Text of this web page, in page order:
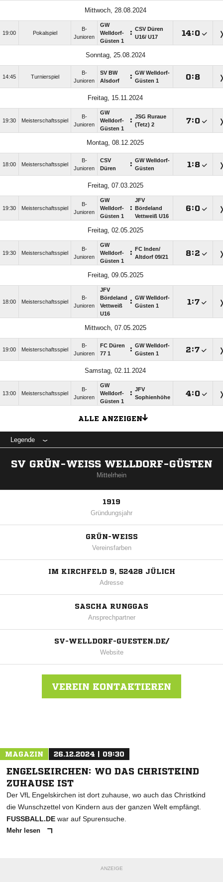
Mittwoch, 28.08.2024
19:00 Pokalspiel
B-
Junioren
GW
Welldorf-
Güsten 1
: CSV Düren
U16/​ U17
:
Sonntag, 25.08.2024
14:45 Turnierspiel
B-
Junioren
SV BW
Alsdorf
: GW Welldorf-
Güsten 1
:
Freitag, 15.11.2024
19:30 Meisterschaftsspiel
B-
Junioren
GW
Welldorf-
Güsten 1
: JSG Ruraue
(Tetz) 2
:
Montag, 08.12.2025
18:00 Meisterschaftsspiel
B-
Junioren
CSV
Düren
: GW Welldorf-
Güsten
:
Freitag, 07.03.2025
19:30 Meisterschaftsspiel
B-
Junioren
GW
Welldorf-
Güsten 1
:
JFV
Bördeland
Vettweiß U16
:
Freitag, 02.05.2025
19:30 Meisterschaftsspiel
B-
Junioren
GW
Welldorf-
Güsten 1
:
FC Inden/​
Altdorf 09/​21
:
Freitag, 09.05.2025
18:00 Meisterschaftsspiel
B-
Junioren
JFV
Bördeland
Vettweiß
U16
: GW Welldorf-
Güsten 1
:
Mittwoch, 07.05.2025
19:00 Meisterschaftsspiel
B-
Junioren
FC Düren
77 1
: GW Welldorf-
Güsten 1
:
Samstag, 02.11.2024
13:00 Meisterschaftsspiel
B-
Junioren
GW
Welldorf-
Güsten 1
: JFV
Sophienhöhe
:
ALLE ANZEIGEN
Legende
SV GRÜN-WEISS WELLDORF-GÜSTEN
Mittelrhein
1919
Gründungsjahr
GRÜN-WEISS
Vereinsfarben
IM KIRCHFELD 9, 52428 JÜLICH
Adresse
SASCHA RUNGGAS
Ansprechpartner
SV-WELLDORF-GUESTEN.DE/
Website
VEREIN KONTAKTIEREN
MAGAZIN 26.12.2024 | 09:30
ENGELSKIRCHEN: WO DAS CHRISTKIND
ZUHAUSE IST
Der VfL Engelskirchen ist dort zuhause, wo auch das Christkind
die Wunschzettel von Kindern aus der ganzen Welt empfängt.
FUSSBALL.DE war auf Spurensuche.
Mehr lesen
ANZEIGE